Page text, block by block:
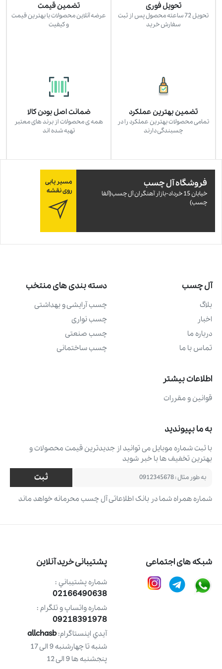
تحویل فوری
تحویل 72 ساعته محصول پس از ثبت
سفارش خرید
تضمین قیمت
عرضه آنلاین محصولات با بهترین قیمت
و کیفیت
تضمین بهترین عملکرد
تمامی محصولات بهترین عملکرد را در
چسبندگی دارند
ضمانت اصل بودن کالا
همه ی محصولات از برند های معتبر
تهیه شده اند
فروشگاه آل چسب
خيابان 15 خرداد-بازار آهنگران آل چسب(آلفا
چسب)
مسیر یابی
روی نقشه
آل چسب
بلاگ
اخبار
درباره ما
تماس با ما
دسته بندی های منتخب
چسب آرايشی و بهداشتی
چسب نواری
چسب صنعتی
چسب ساختمانی
اطلاعات بیشتر
قوانین و مقررات
به ما بپیوندید
با ثبت شماره موبایل می ‌توانید از جدیدترین قیمت محصولات و
بهترین تخفیف ‌ها با خبر شوید
ثبت
شماره همراه شما در بانک اطلاعاتی آل چسب محرمانه خواهد ماند
شبکه های اجتماعی پشتیبانی خرید آنلاین
شماره پشتيباني :
02166490638
شماره واتساپ و تلگرام :
09218391978
آيدي اينستاگرام:allchasb
شنبه تا چهارشنبه 9 الی 17
پنجشنبه ها 9 الی 12